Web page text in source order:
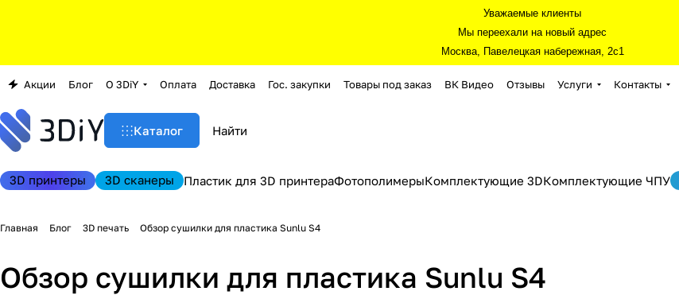
Уважаемые клиенты
Мы переехали на новый адрес
Москва, Павелецкая набережная, 2с1
Акции Блог О 3DiY Оплата Доставка Гос. закупки Товары под заказ ВК Видео Отзывы Услуги Контакты
Каталог
3D принтеры 3D сканеры Пластик для 3D принтераФотополимерыКомплектующие 3DКомплектующие ЧПУ
Главная Блог 3D печать Обзор сушилки для пластика Sunlu S4
Обзор сушилки для пластика Sunlu S4